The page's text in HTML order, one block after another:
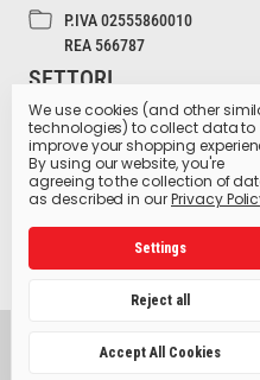
P.IVA 02555860010
REA 566787
SETTORI
Industria
Settore
Produzione
INFO
Cultura
Glossario
LINK UTILI
Archivio
Ministero
Centro
© 2026 Golmar Italia srl -
dati
We use cookies (and other
technologies) to collect data to
improve your shopping
By using our website, you're
agreeing to the collection of
as described in ourPrivacy
Settings
Reject all
Accept All Cookies